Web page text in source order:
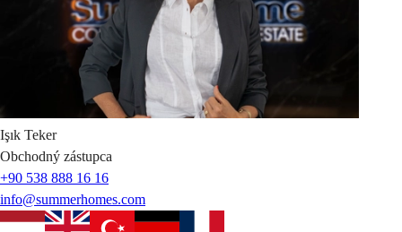
Işık Teker
Obchodný zástupca
+90 538 888 16 16
info@summerhomes.com